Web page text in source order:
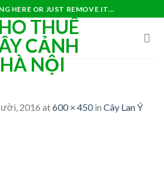
HERE OR JUST REMOVE IT...
THUÊ
CẢNH
HÀ NỘI
2016 at600 × 450in Cây Lan Ý